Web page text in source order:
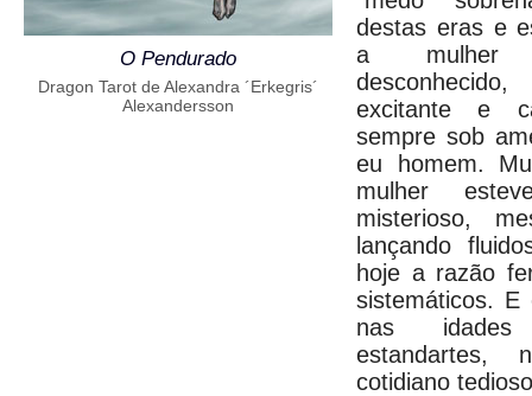
O Pendurado
Dragon Tarot de Alexandra ´Erkegris´
Alexandersson
destas eras e
a mulher
excitante e
sempre sob
eu homem.
mulher
misterioso,
lançando
hoje a razão
sistemáticos.
nas idades
estandartes,
cotidiano